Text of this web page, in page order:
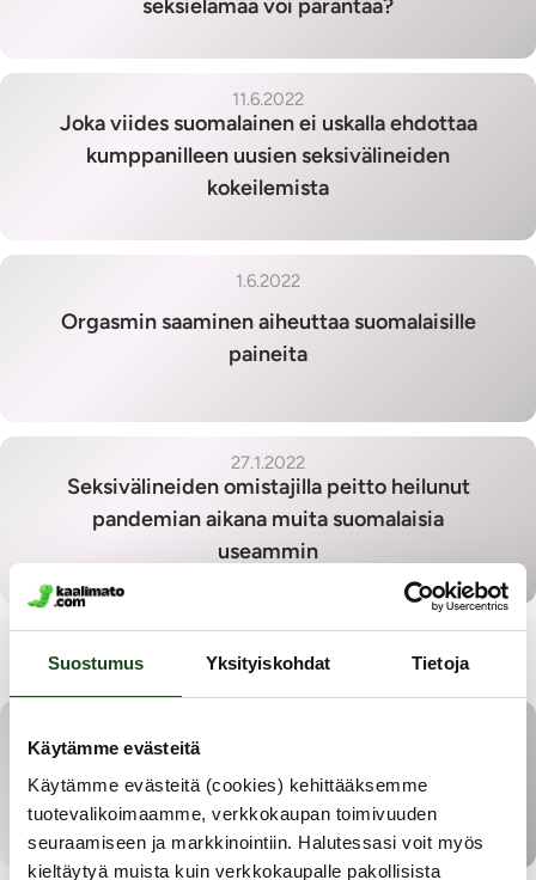
Suostumus Yksityiskohdat Tietoja
Käytämme evästeitä
Käytämme evästeitä (cookies) kehittääksemme
tuotevalikoimaamme, verkkokaupan toimivuuden
seuraamiseen ja markkinointiin. Halutessasi voit myös
kieltäytyä muista kuin verkkokaupalle pakollisista
seksielämää voi parantaa?
Joka viides suomalainen ei uskalla ehdottaa
kumppanilleen uusien seksivälineiden
kokeilemista
11.6.2022
Orgasmin saaminen aiheuttaa suomalaisille
paineita
1.6.2022
Seksivälineiden omistajilla peitto heilunut
pandemian aikana muita suomalaisia
useammin
27.1.2022
Vuoden 2021 tutkimukset
Itäsuomalaiset ovat tyytyväisimpiä
seksielämäänsä, pohjoissuomalaiset
toteuttaneet eniten omia fantasioitaan